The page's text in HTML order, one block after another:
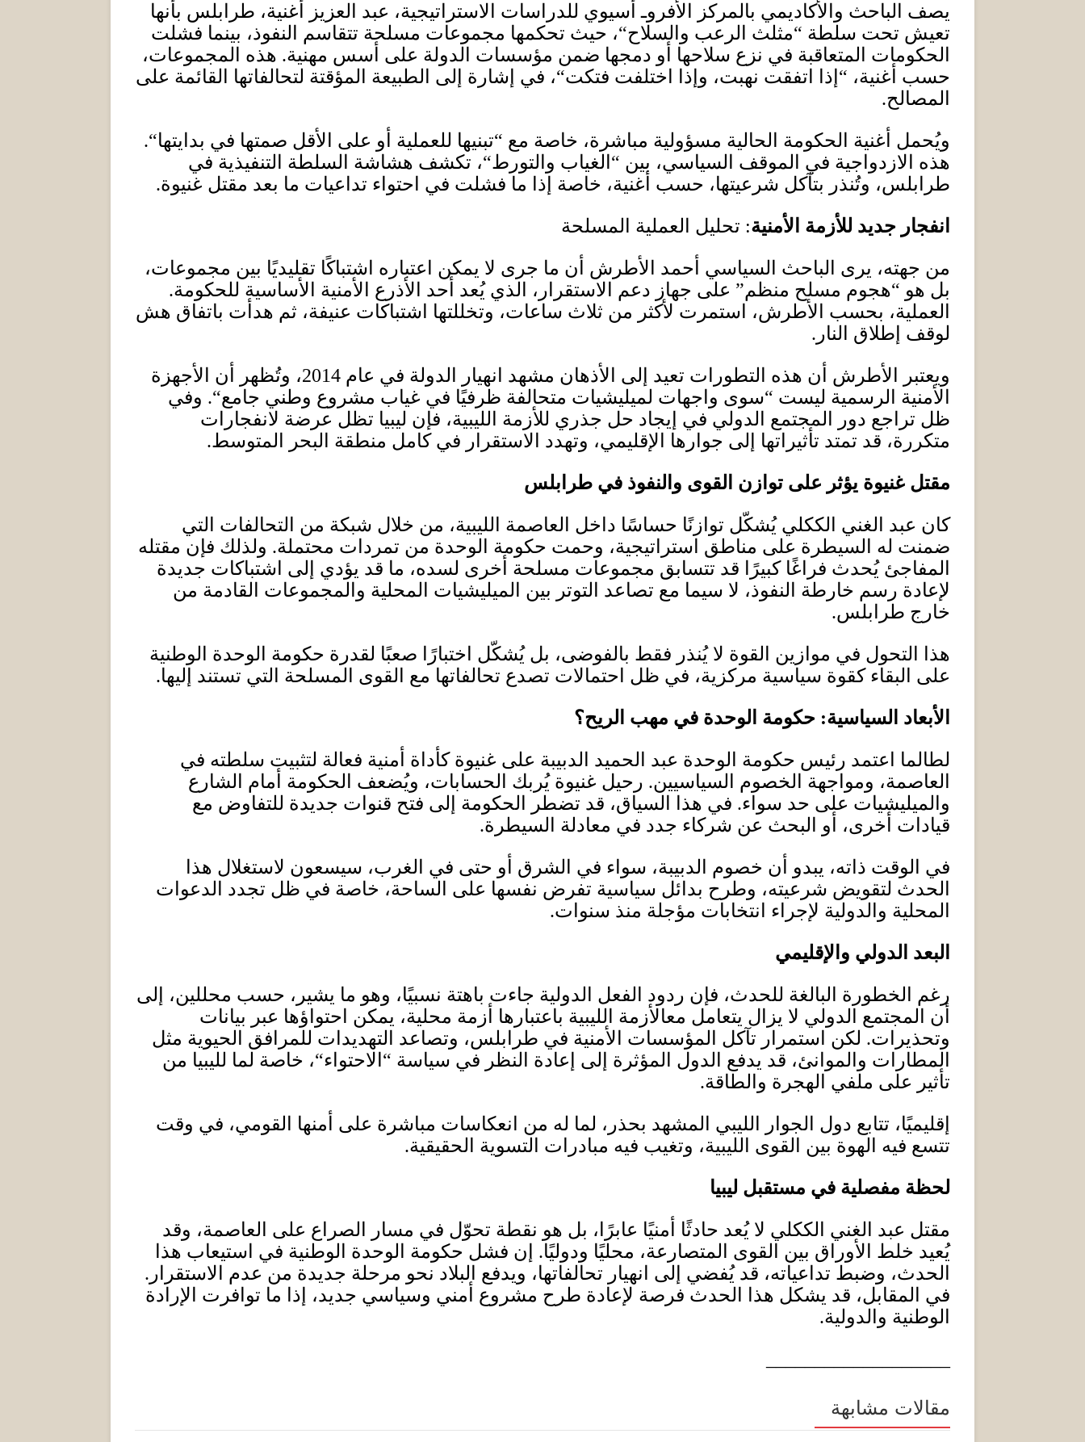
يصف الباحث والأكاديمي بالمركز الأفروـ أسيوي للدراسات الاستراتيجية، عبد العزيز أغنية، طرابلس بأنها
تعيش تحت سلطة “مثلث الرعب والسلاح“، حيث تحكمها مجموعات مسلحة تتقاسم النفوذ، بينما فشلت
الحكومات المتعاقبة في نزع سلاحها أو دمجها ضمن مؤسسات الدولة على أسس مهنية. هذه المجموعات،
حسب أغنية، “ إذا اتفقت نهبت، وإذا اختلفت فتكت“، في إشارة إلى الطبيعة المؤقتة لتحالفاتها القائمة على
المصالح.
ويُحمل أغنية الحكومة الحالية مسؤولية مباشرة، خاصة مع “تبنيها للعملية أو على الأقل صمتها في بدايتها“.
هذه الازدواجية في الموقف السياسي، بين “ الغياب والتورط“، تكشف هشاشة السلطة التنفيذية في
طرابلس، وتُنذر بتآكل شرعيتها، حسب أغنية، خاصة إذا ما فشلت في احتواء تداعيات ما بعد مقتل غنيوة.
انفجار جديد للأزمة الأمنية: تحليل العملية المسلحة
من جهته، يرى الباحث السياسي أحمد الأطرش أن ما جرى لا يمكن اعتباره اشتباكًا تقليديًا بين مجموعات،
بل هو “هجوم مسلح منظم” على جهاز دعم الاستقرار، الذي يُعد أحد الأذرع الأمنية الأساسية للحكومة.
العملية، بحسب الأطرش، استمرت لأكثر من ثلاث ساعات، وتخللتها اشتباكات عنيفة، ثم هدأت باتفاق هش
لوقف إطلاق النار .
ويعتبر الأطرش أن هذه التطورات تعيد إلى الأذهان مشهد انهيار الدولة في عام 2014، وتُظهر أن الأجهزة
الأمنية الرسمية ليست “سوى واجهات لميليشيات متحالفة ظرفيًا في غياب مشروع وطني جامع“. وفي
ظل تراجع دور المجتمع الدولي في إيجاد حل جذري للأزمة الليبية، فإن ليبيا تظل عرضة لانفجارات
متكررة، قد تمتد تأثيراتها إلى جوارها الإقليمي، وتهدد الاستقرار في كامل منطقة البحر المتوسط.
مقتل غنيوة يؤثر على توازن القوى والنفوذ في طرابلس
كان عبد الغني الككلي يُشكّل توازنًا حساسًا داخل العاصمة الليبية، من خلال شبكة من التحالفات التي
ضمنت له السيطرة على مناطق استراتيجية، وحمت حكومة الوحدة من تمردات محتملة. ولذلك فإن مقتله
المفاجئ يُحدث فراغًا كبيرًا قد تتسابق مجموعات مسلحة أخرى لسده، ما قد يؤدي إلى اشتباكات جديدة
لإعادة رسم خارطة النفوذ، لا سيما مع تصاعد التوتر بين الميليشيات المحلية والمجموعات القادمة من
خارج طرابلس.
هذا التحول في موازين القوة لا يُنذر فقط بالفوضى، بل يُشكّل اختبارًا صعبًا لقدرة حكومة الوحدة الوطنية
على البقاء كقوة سياسية مركزية، في ظل احتمالات تصدع تحالفاتها مع القوى المسلحة التي تستند إليها.
الأبعاد السياسية: حكومة الوحدة في مهب الريح؟
لطالما اعتمد رئيس حكومة الوحدة عبد الحميد الدبيبة على غنيوة كأداة أمنية فعالة لتثبيت سلطته في
العاصمة، ومواجهة الخصوم السياسيين. رحيل غنيوة يُربك الحسابات، ويُضعف الحكومة أمام الشارع
والميليشيات على حد سواء. في هذا السياق، قد تضطر الحكومة إلى فتح قنوات جديدة للتفاوض مع
قيادات أخرى، أو البحث عن شركاء جدد في معادلة السيطرة.
في الوقت ذاته، يبدو أن خصوم الدبيبة، سواء في الشرق أو حتى في الغرب، سيسعون لاستغلال هذا
الحدث لتقويض شرعيته، وطرح بدائل سياسية تفرض نفسها على الساحة، خاصة في ظل تجدد الدعوات
المحلية والدولية لإجراء انتخابات مؤجلة منذ سنوات.
البعد الدولي والإقليمي
رغم الخطورة البالغة للحدث، فإن ردود الفعل الدولية جاءت باهتة نسبيًا، وهو ما يشير، حسب محللين، إلى
أن المجتمع الدولي لا يزال يتعامل معالأزمة الليبية باعتبارها أزمة محلية، يمكن احتواؤها عبر بيانات
وتحذيرات. لكن استمرار تآكل المؤسسات الأمنية في طرابلس، وتصاعد التهديدات للمرافق الحيوية مثل
المطارات والموانئ، قد يدفع الدول المؤثرة إلى إعادة النظر في سياسة “ الاحتواء“، خاصة لما لليبيا من
تأثير على ملفي الهجرة والطاقة.
إقليميًا، تتابع دول الجوار الليبي المشهد بحذر، لما له من انعكاسات مباشرة على أمنها القومي، في وقت
تتسع فيه الهوة بين القوى الليبية، وتغيب فيه مبادرات التسوية الحقيقية.
لحظة مفصلية في مستقبل ليبيا
مقتل عبد الغني الككلي لا يُعد حادثًا أمنيًا عابرًا، بل هو نقطة تحوّل في مسار الصراع على العاصمة، وقد
يُعيد خلط الأوراق بين القوى المتصارعة، محليًا ودوليًا.
إن فشل حكومة الوحدة الوطنية في استيعاب هذا
الحدث، وضبط تداعياته، قد يُفضي إلى انهيار تحالفاتها، ويدفع البلاد نحو مرحلة جديدة من عدم الاستقرار .
في المقابل، قد يشكل هذا الحدث فرصة لإعادة طرح مشروع أمني وسياسي جديد، إذا ما توافرت الإرادة
الوطنية والدولية.
مقالات مشابهة